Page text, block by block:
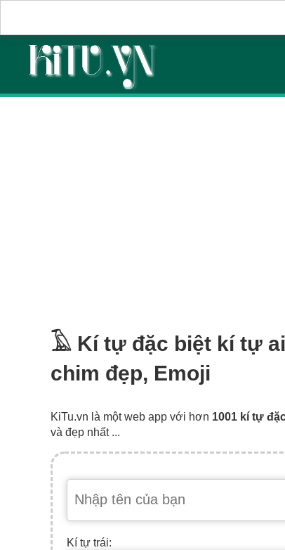
𓄿 Kí tự đặc biệt kí tự
chim đẹp, Emoji
KiTu.vn là một web app với hơn 1001 kí tự
và đẹp nhất ...
Kí tự trái: